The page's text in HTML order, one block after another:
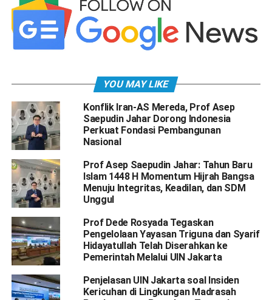
YOU MAY LIKE
Konflik Iran-AS Mereda, Prof Asep
Saepudin Jahar Dorong Indonesia
Perkuat Fondasi Pembangunan
Nasional
Prof Asep Saepudin Jahar: Tahun Baru
Islam 1448 H Momentum Hijrah Bangsa
Menuju Integritas, Keadilan, dan SDM
Unggul
Prof Dede Rosyada Tegaskan
Pengelolaan Yayasan Triguna dan Syarif
Hidayatullah Telah Diserahkan ke
Pemerintah Melalui UIN Jakarta
Penjelasan UIN Jakarta soal Insiden
Kericuhan di Lingkungan Madrasah